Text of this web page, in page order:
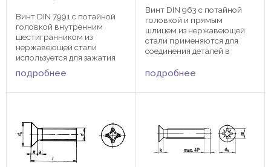
Винт DIN 7991 с потайной
головкой внутренним
шестигранником из
нержавеющей стали
используется для зажатия
деталей и узлов в
приборостроении,
18 h ТХ 20 ...
подробнее
Винт DIN 963 с потайной
головкой и прямым
шлицем из нержавеющей
стали применяются для
соединения деталей в
гайками. Головка винта при
одной плоскости с
помощи ...
подробнее